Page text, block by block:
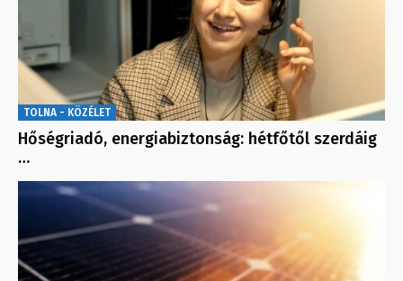
TOLNA - KÖZÉLET
Hőségriadó, energiabiztonság: hétfőtől szerdáig
…